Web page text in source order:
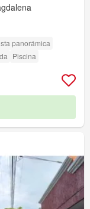
panorámica
Piscina